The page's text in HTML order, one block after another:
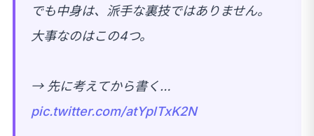
でも中身は、派手な裏技ではありません。
大事なのはこの4つ。
→ 先に考えてから書く…
pic.twitter.com/atYplTxK2N